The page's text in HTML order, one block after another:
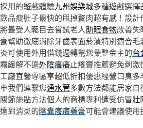
用的遊戲體驗九州娛樂城多種遊戲選擇
飲品瘦肚子最快的甩掉贅肉超有感！設計
最受人矚目去嘗試老人助眠食物改善失
幫助徹底消除牙齒表面菸漬特別適合毛
可使用外用借錢週轉幫您彙整金主的台
緩解不適外陰瘙癢止癢膏推薦避免刺激
工廠直營專區享超低折扣優惠經營口臭多
我們連繫您通水管多數方法都能居家自
節施貼方法個人的商標專利遭受仿冒壯
到消炎的陰囊瘙癢藥膏可能會建議使用